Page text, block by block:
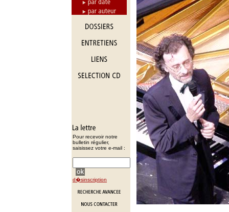
Pour recevoir notre
bulletin régulier,
saisissez votre e-mail :
d�sinscription